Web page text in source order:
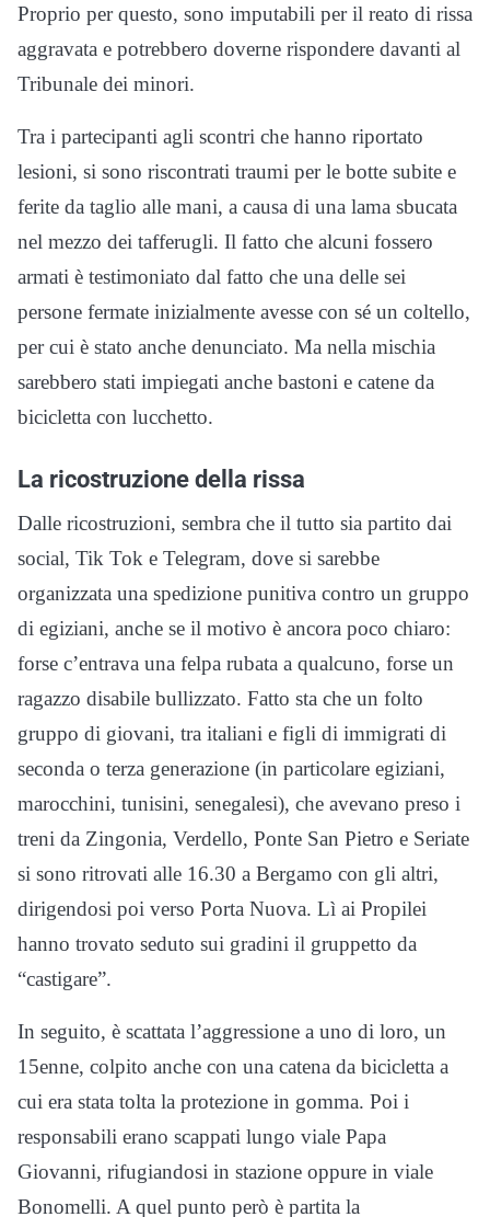
Proprio per questo, sono imputabili per il reato di rissa
aggravata e potrebbero doverne rispondere davanti al
Tribunale dei minori.
Tra i partecipanti agli scontri che hanno riportato
lesioni, si sono riscontrati traumi per le botte subite e
ferite da taglio alle mani, a causa di una lama sbucata
nel mezzo dei tafferugli. Il fatto che alcuni fossero
armati è testimoniato dal fatto che una delle sei
persone fermate inizialmente avesse con sé un coltello,
per cui è stato anche denunciato. Ma nella mischia
sarebbero stati impiegati anche bastoni e catene da
bicicletta con lucchetto.
La ricostruzione della rissa
Dalle ricostruzioni, sembra che il tutto sia partito dai
social, Tik Tok e Telegram, dove si sarebbe
organizzata una spedizione punitiva contro un gruppo
di egiziani, anche se il motivo è ancora poco chiaro:
forse c’entrava una felpa rubata a qualcuno, forse un
ragazzo disabile bullizzato. Fatto sta che un folto
gruppo di giovani, tra italiani e figli di immigrati di
seconda o terza generazione (in particolare egiziani,
marocchini, tunisini, senegalesi), che avevano preso i
treni da Zingonia, Verdello, Ponte San Pietro e Seriate
si sono ritrovati alle 16.30 a Bergamo con gli altri,
dirigendosi poi verso Porta Nuova. Lì ai Propilei
hanno trovato seduto sui gradini il gruppetto da
“castigare”.
In seguito, è scattata l’aggressione a uno di loro, un
15enne, colpito anche con una catena da bicicletta a
cui era stata tolta la protezione in gomma. Poi i
responsabili erano scappati lungo viale Papa
Giovanni, rifugiandosi in stazione oppure in viale
Bonomelli. A quel punto però è partita la